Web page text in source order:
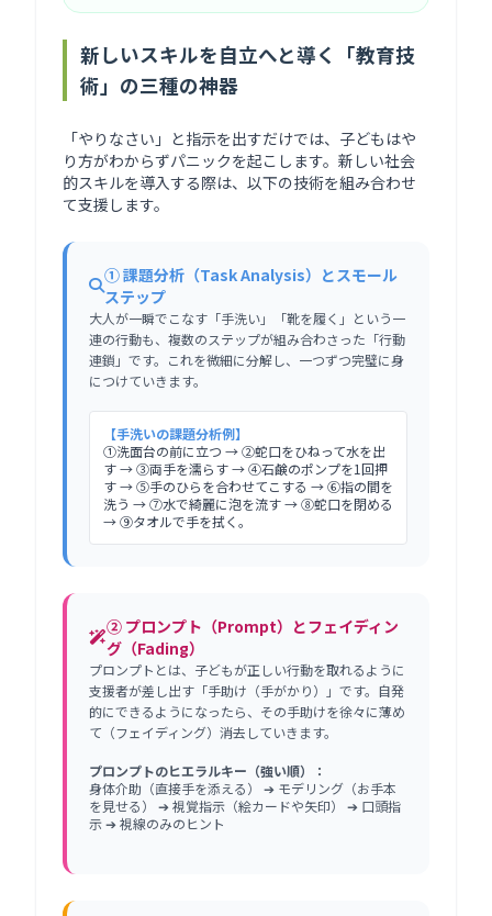
新しいスキルを自立へと導く「教育技
術」の三種の神器
「やりなさい」と指示を出すだけでは、子どもはや
り方がわからずパニックを起こします。新しい社会
的スキルを導入する際は、以下の技術を組み合わせ
て支援します。
① 課題分析（Task Analysis）とスモール
ステップ
大人が一瞬でこなす「手洗い」「靴を履く」という一
連の行動も、複数のステップが組み合わさった「行動
連鎖」です。これを微細に分解し、一つずつ完璧に身
につけていきます。
【手洗いの課題分析例】
①洗面台の前に立つ → ②蛇口をひねって水を出
す → ③両手を濡らす → ④石鹸のポンプを1回押
す → ⑤手のひらを合わせてこする → ⑥指の間を
洗う → ⑦水で綺麗に泡を流す → ⑧蛇口を閉める
→ ⑨タオルで手を拭く。
② プロンプト（Prompt）とフェイディン
グ（Fading）
プロンプトとは、子どもが正しい行動を取れるように
支援者が差し出す「手助け（手がかり）」です。自発
的にできるようになったら、その手助けを徐々に薄め
て（フェイディング）消去していきます。
プロンプトのヒエラルキー（強い順）：
身体介助（直接手を添える） ➔ モデリング（お手本
を見せる） ➔ 視覚指示（絵カードや矢印） ➔ 口頭指
示 ➔ 視線のみのヒント